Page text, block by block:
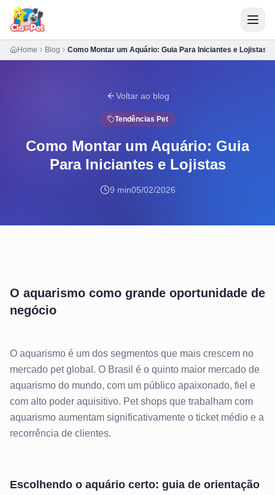
Home Blog Como Montar um Aquário: Guia Para Iniciantes e Lojistas
Voltar ao blog
Tendências Pet
Como Montar um Aquário: Guia
Para Iniciantes e Lojistas
9 min05/02/2026
O aquarismo como grande oportunidade de
negócio
O aquarismo é um dos segmentos que mais crescem no
mercado pet global. O Brasil é o quinto maior mercado de
aquarismo do mundo, com um público apaixonado, fiel e
com alto poder aquisitivo. Pet shops que trabalham com
aquarismo aumentam significativamente o ticket médio e a
recorrência de clientes.
Escolhendo o aquário certo: guia de orientação